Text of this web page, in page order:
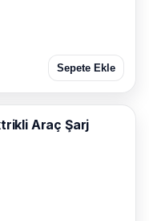
Sepete Ekle
Araç Şarj